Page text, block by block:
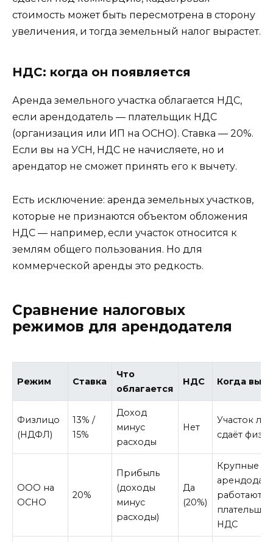
стоимость может быть пересмотрена в сторону
увеличения, и тогда земельный налог вырастет.
НДС: когда он появляется
Аренда земельного участка облагается НДС,
если арендодатель — плательщик НДС
(организация или ИП на ОСНО). Ставка — 20%.
Если вы на УСН, НДС не начисляете, но и
арендатор не сможет принять его к вычету.
Есть исключение: аренда земельных участков,
которые не признаются объектом обложения
НДС — например, если участок относится к
землям общего пользования. Но для
коммерческой аренды это редкость.
Сравнение налоговых
режимов для арендодателя
Режим Ставка
Что
облагается
НДС Когда
Физлицо
(НДФЛ)
13% /
15%
Доход
минус
расходы
Нет
Участок
сдаёт
ООО на
ОСНО
20%
Прибыль
(доходы
минус
расходы)
Да
(20%)
Крупные
работают с
НДС